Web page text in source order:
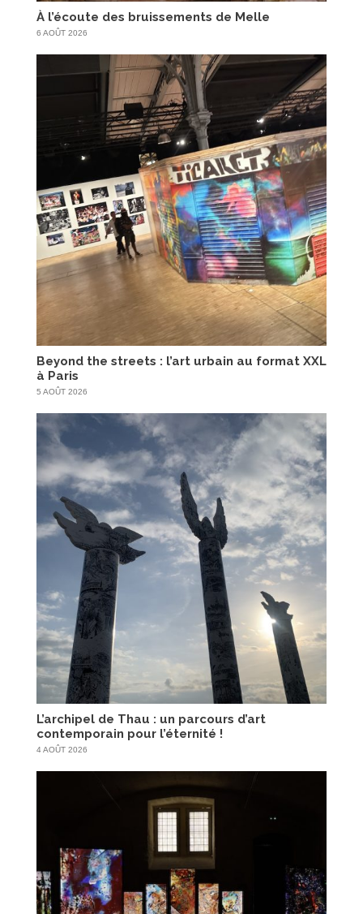
À l’écoute des bruissements de Melle
6 AOÛT 2026
Beyond the streets : l’art urbain au format XXL
à Paris
5 AOÛT 2026
L’archipel de Thau : un parcours d’art
contemporain pour l’éternité !
4 AOÛT 2026